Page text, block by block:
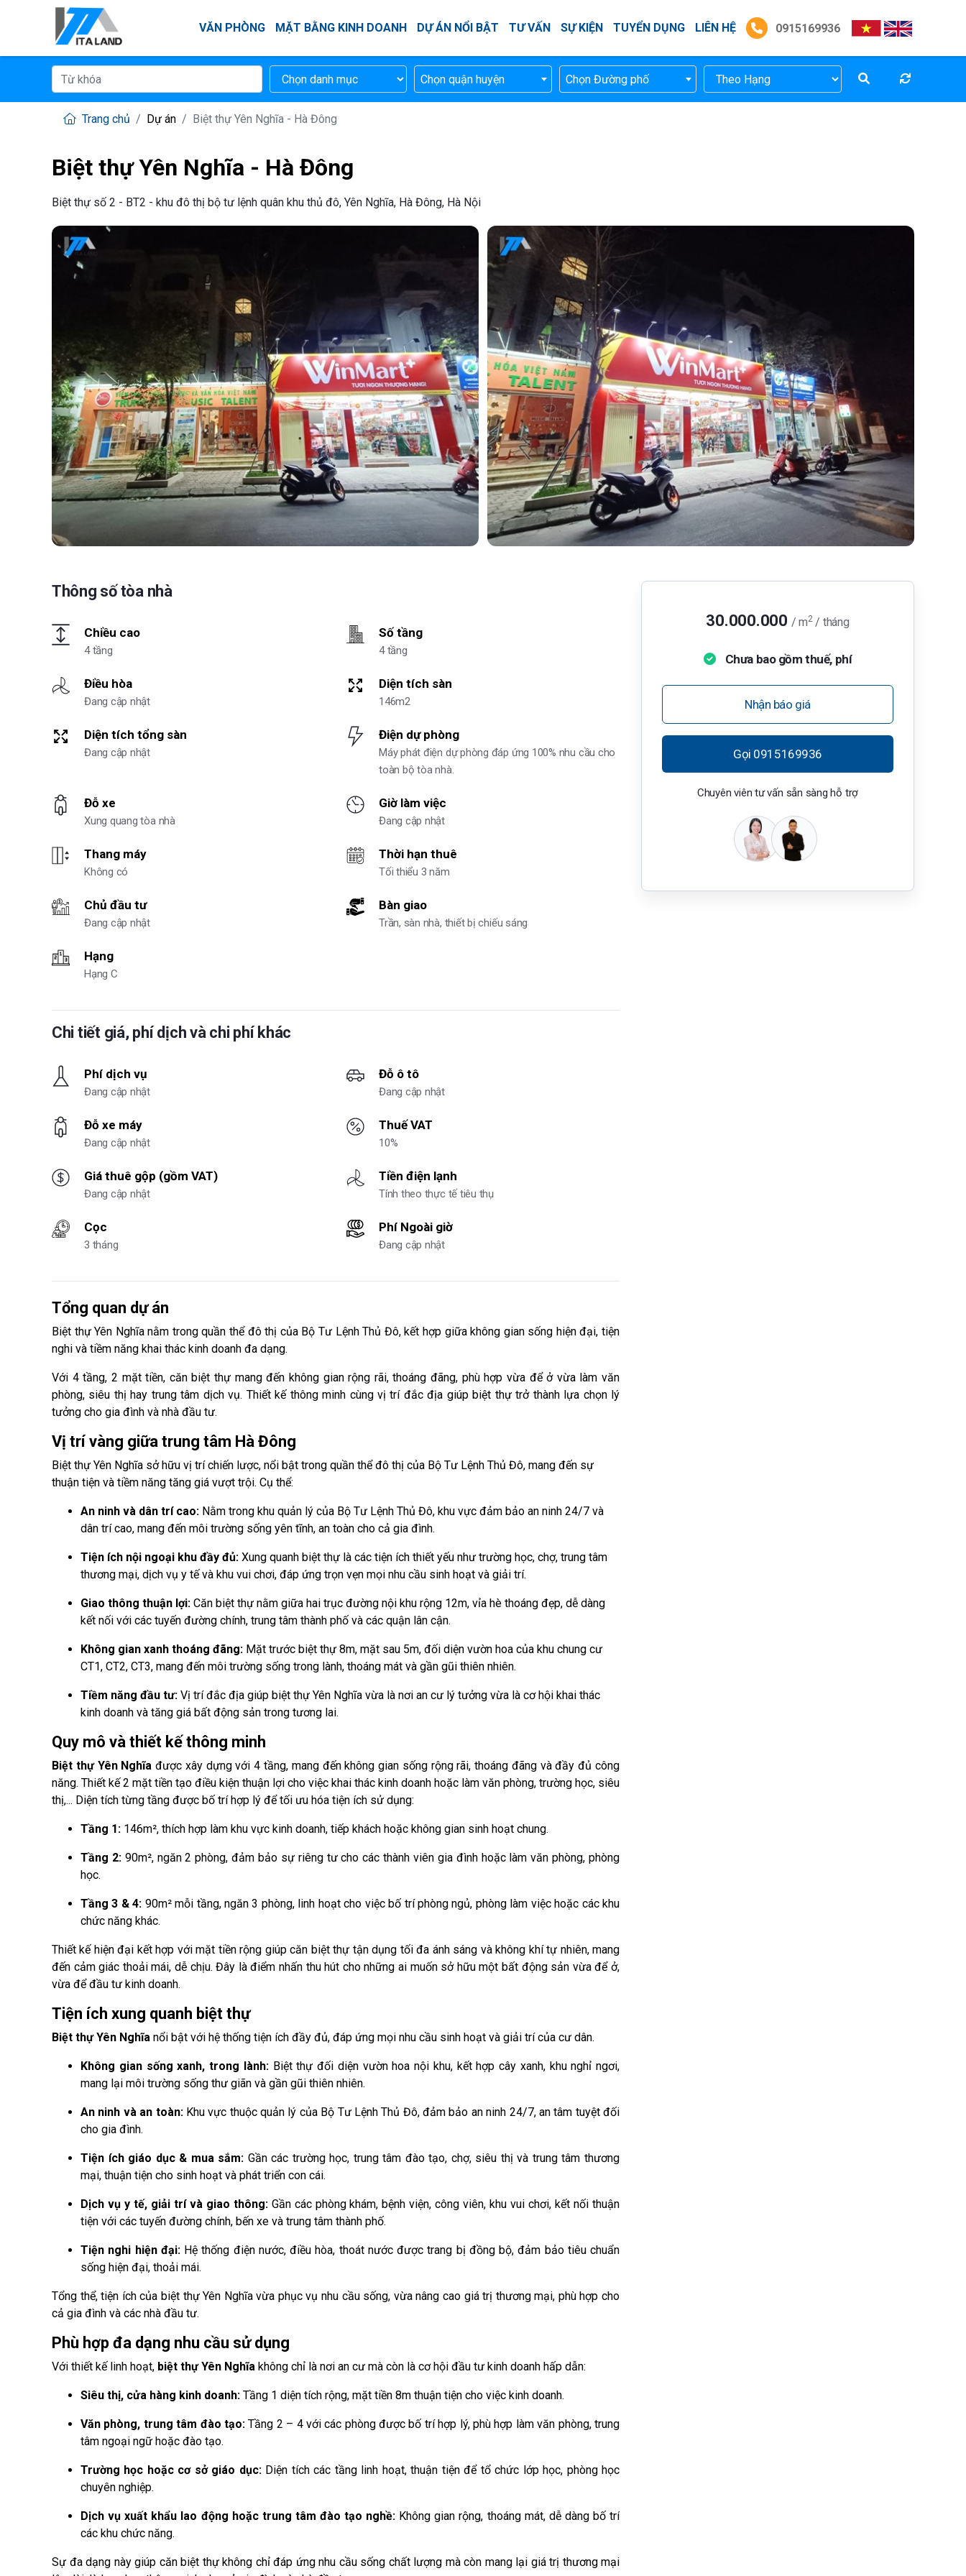
VĂN PHÒNG MẶT BẰNG KINH DOANH DỰ ÁN NỔI BẬT TƯ VẤN SỰ KIỆN TUYỂN DỤNG LIÊN HỆ 0915169936
Chọn quận huyện Chọn Đường phố
Trang chủ Dự án Biệt thự Yên Nghĩa - Hà Đông
Biệt thự Yên Nghĩa - Hà Đông
Biệt thự số 2 - BT2 - khu đô thị bộ tư lệnh quân khu thủ đô, Yên Nghĩa, Hà Đông, Hà Nội
Thông số tòa nhà
Chiều cao
4 tầng
Số tầng
4 tầng
Điều hòa
Đang cập nhật
Diện tích sàn
146m2
Diện tích tổng sàn
Đang cập nhật
Điện dự phòng
Máy phát điện dự phòng đáp ứng 100% nhu cầu cho
toàn bộ tòa nhà.
Đỗ xe
Xung quang tòa nhà
Giờ làm việc
Đang cập nhật
Thang máy
Không có
Thời hạn thuê
Tối thiểu 3 năm
Chủ đầu tư
Đang cập nhật
Bàn giao
Trần, sàn nhà, thiết bị chiếu sáng
Hạng
Hạng C
Chi tiết giá, phí dịch và chi phí khác
Phí dịch vụ
Đang cập nhật
Đỗ ô tô
Đang cập nhật
Đỗ xe máy
Đang cập nhật
Thuế VAT
10%
Giá thuê gộp (gồm VAT)
Đang cập nhật
Tiền điện lạnh
Tính theo thực tế tiêu thụ
Cọc
3 tháng
Phí Ngoài giờ
Đang cập nhật
Tổng quan dự án
Biệt thự Yên Nghĩa nằm trong quần thể đô thị của Bộ Tư Lệnh Thủ Đô, kết hợp giữa không gian sống hiện đại, tiện
nghi và tiềm năng khai thác kinh doanh đa dạng.
Với 4 tầng, 2 mặt tiền, căn biệt thự mang đến không gian rộng rãi, thoáng đãng, phù hợp vừa để ở vừa làm văn
phòng, siêu thị hay trung tâm dịch vụ. Thiết kế thông minh cùng vị trí đắc địa giúp biệt thự trở thành lựa chọn lý
tưởng cho gia đình và nhà đầu tư.
Vị trí vàng giữa trung tâm Hà Đông
Biệt thự Yên Nghĩa sở hữu vị trí chiến lược, nổi bật trong quần thể đô thị của Bộ Tư Lệnh Thủ Đô, mang đến sự
thuận tiện và tiềm năng tăng giá vượt trội. Cụ thể:
An ninh và dân trí cao: Nằm trong khu quản lý của Bộ Tư Lệnh Thủ Đô, khu vực đảm bảo an ninh 24/7 và
dân trí cao, mang đến môi trường sống yên tĩnh, an toàn cho cả gia đình.
Tiện ích nội ngoại khu đầy đủ: Xung quanh biệt thự là các tiện ích thiết yếu như trường học, chợ, trung tâm
thương mại, dịch vụ y tế và khu vui chơi, đáp ứng trọn vẹn mọi nhu cầu sinh hoạt và giải trí.
Giao thông thuận lợi: Căn biệt thự nằm giữa hai trục đường nội khu rộng 12m, vỉa hè thoáng đẹp, dễ dàng
kết nối với các tuyến đường chính, trung tâm thành phố và các quận lân cận.
Không gian xanh thoáng đãng: Mặt trước biệt thự 8m, mặt sau 5m, đối diện vườn hoa của khu chung cư
CT1, CT2, CT3, mang đến môi trường sống trong lành, thoáng mát và gần gũi thiên nhiên.
Tiềm năng đầu tư: Vị trí đắc địa giúp biệt thự Yên Nghĩa vừa là nơi an cư lý tưởng vừa là cơ hội khai thác
kinh doanh và tăng giá bất động sản trong tương lai.
Quy mô và thiết kế thông minh
Biệt thự Yên Nghĩa được xây dựng với 4 tầng, mang đến không gian sống rộng rãi, thoáng đãng và đầy đủ công
năng. Thiết kế 2 mặt tiền tạo điều kiện thuận lợi cho việc khai thác kinh doanh hoặc làm văn phòng, trường học, siêu
thị,... Diện tích từng tầng được bố trí hợp lý để tối ưu hóa tiện ích sử dụng:
Tầng 1: 146m², thích hợp làm khu vực kinh doanh, tiếp khách hoặc không gian sinh hoạt chung.
Tầng 2:90m², ngăn 2 phòng, đảm bảo sự riêng tư cho các thành viên gia đình hoặc làm văn phòng, phòng
học.
Tầng 3 & 4: 90m² mỗi tầng, ngăn 3 phòng, linh hoạt cho việc bố trí phòng ngủ, phòng làm việc hoặc các khu
chức năng khác.
Thiết kế hiện đại kết hợp với mặt tiền rộng giúp căn biệt thự tận dụng tối đa ánh sáng và không khí tự nhiên, mang
đến cảm giác thoải mái, dễ chịu. Đây là điểm nhấn thu hút cho những ai muốn sở hữu một bất động sản vừa để ở,
vừa để đầu tư kinh doanh.
Tiện ích xung quanh biệt thự
Biệt thự Yên Nghĩa nổi bật với hệ thống tiện ích đầy đủ, đáp ứng mọi nhu cầu sinh hoạt và giải trí của cư dân.
Không gian sống xanh, trong lành:Biệt thự đối diện vườn hoa nội khu, kết hợp cây xanh, khu nghỉ ngơi,
mang lại môi trường sống thư giãn và gần gũi thiên nhiên.
An ninh và an toàn:Khu vực thuộc quản lý của Bộ Tư Lệnh Thủ Đô, đảm bảo an ninh 24/7, an tâm tuyệt đối
cho gia đình.
Tiện ích giáo dục & mua sắm: Gần các trường học, trung tâm đào tạo, chợ, siêu thị và trung tâm thương
mại, thuận tiện cho sinh hoạt và phát triển con cái.
Dịch vụ y tế, giải trí và giao thông:Gần các phòng khám, bệnh viện, công viên, khu vui chơi, kết nối thuận
tiện với các tuyến đường chính, bến xe và trung tâm thành phố.
Tiện nghi hiện đại:Hệ thống điện nước, điều hòa, thoát nước được trang bị đồng bộ, đảm bảo tiêu chuẩn
sống hiện đại, thoải mái.
Tổng thể, tiện ích của biệt thự Yên Nghĩa vừa phục vụ nhu cầu sống, vừa nâng cao giá trị thương mại, phù hợp cho
cả gia đình và các nhà đầu tư.
Phù hợp đa dạng nhu cầu sử dụng
Với thiết kế linh hoạt, biệt thự Yên Nghĩa không chỉ là nơi an cư mà còn là cơ hội đầu tư kinh doanh hấp dẫn:
Siêu thị, cửa hàng kinh doanh: Tầng 1 diện tích rộng, mặt tiền 8m thuận tiện cho việc kinh doanh.
Văn phòng, trung tâm đào tạo:Tầng 2 – 4 với các phòng được bố trí hợp lý, phù hợp làm văn phòng, trung
tâm ngoại ngữ hoặc đào tạo.
Trường học hoặc cơ sở giáo dục:Diện tích các tầng linh hoạt, thuận tiện để tổ chức lớp học, phòng học
chuyên nghiệp.
Dịch vụ xuất khẩu lao động hoặc trung tâm đào tạo nghề: Không gian rộng, thoáng mát, dễ dàng bố trí
các khu chức năng.
Sự đa dạng này giúp căn biệt thự không chỉ đáp ứng nhu cầu sống chất lượng mà còn mang lại giá trị thương mại
30.000.000 / m2/ tháng
Chưa bao gồm thuế, phí
Nhận báo giá
Gọi 0915169936
Chuyên viên tư vấn sẵn sàng hỗ trợ